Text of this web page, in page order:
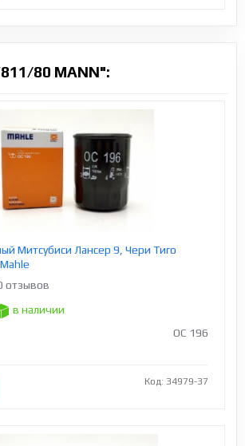
80 MANN":
Митсубиси Лансер 9, Чери Тиго
отзывов
в наличии
OC 196
Код: 34979-37